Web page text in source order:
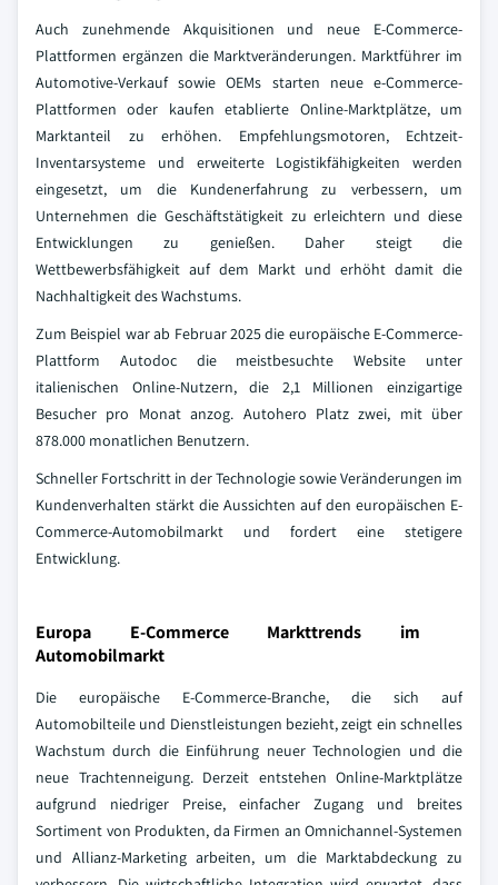
Auch zunehmende Akquisitionen und neue E-Commerce-
Plattformen ergänzen die Marktveränderungen. Marktführer im
Automotive-Verkauf sowie OEMs starten neue e-Commerce-
Plattformen oder kaufen etablierte Online-Marktplätze, um
Marktanteil zu erhöhen. Empfehlungsmotoren, Echtzeit-
Inventarsysteme und erweiterte Logistikfähigkeiten werden
eingesetzt, um die Kundenerfahrung zu verbessern, um
Unternehmen die Geschäftstätigkeit zu erleichtern und diese
Entwicklungen zu genießen. Daher steigt die
Wettbewerbsfähigkeit auf dem Markt und erhöht damit die
Nachhaltigkeit des Wachstums.
Zum Beispiel war ab Februar 2025 die europäische E-Commerce-
Plattform Autodoc die meistbesuchte Website unter
italienischen Online-Nutzern, die 2,1 Millionen einzigartige
Besucher pro Monat anzog. Autohero Platz zwei, mit über
878.000 monatlichen Benutzern.
Schneller Fortschritt in der Technologie sowie Veränderungen im
Kundenverhalten stärkt die Aussichten auf den europäischen E-
Commerce-Automobilmarkt und fordert eine stetigere
Entwicklung.
Europa E-Commerce Markttrends im
Automobilmarkt
Die europäische E-Commerce-Branche, die sich auf
Automobilteile und Dienstleistungen bezieht, zeigt ein schnelles
Wachstum durch die Einführung neuer Technologien und die
neue Trachtenneigung. Derzeit entstehen Online-Marktplätze
aufgrund niedriger Preise, einfacher Zugang und breites
Sortiment von Produkten, da Firmen an Omnichannel-Systemen
und Allianz-Marketing arbeiten, um die Marktabdeckung zu